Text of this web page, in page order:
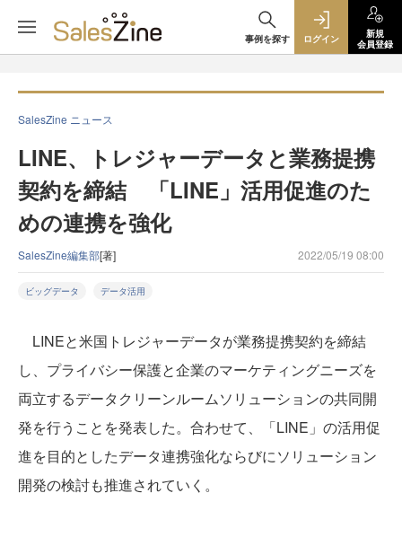
事例を探す ログイン
新規
会員登録
SalesZine ニュース
LINE、トレジャーデータと業務提携
契約を締結 「LINE」活用促進のた
めの連携を強化
SalesZine編集部[著] 2022/05/19 08:00
ビッグデータ データ活用
LINEと米国トレジャーデータが業務提携契約を締結
し、プライバシー保護と企業のマーケティングニーズを
両立するデータクリーンルームソリューションの共同開
発を行うことを発表した。合わせて、「LINE」の活用促
進を目的としたデータ連携強化ならびにソリューション
開発の検討も推進されていく。